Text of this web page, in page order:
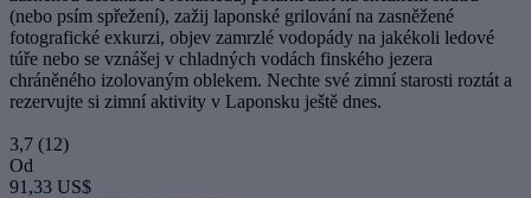
(nebo psím spřežení), zažij laponské grilování na zasněžené
fotografické exkurzi, objev zamrzlé vodopády na jakékoli ledové
túře nebo se vznášej v chladných vodách finského jezera
chráněného izolovaným oblekem. Nechte své zimní starosti roztát a
rezervujte si zimní aktivity v Laponsku ještě dnes.
3,7 (12)
Od
91,33 US$